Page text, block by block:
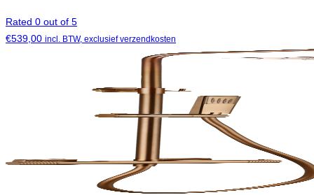
Rated 0 out of 5
€539,00 incl. BTW, exclusief verzendkosten